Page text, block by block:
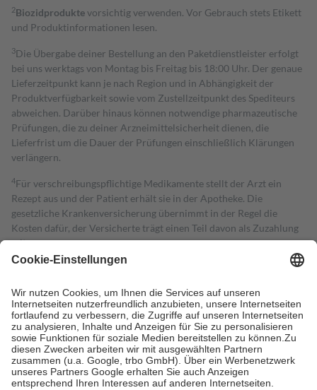
2Biozidproduktevorsichtig verwenden. Vor Gebrauch stets Etikett
und Produktinformationen lesen.
3Die Übergabe deiner Bestellung an den Paketdienstleister erfolgt
bei uns werktags von Montag bis Freitag bis 18:00 Uhr. Der genaue
Lieferzeitpunkt kann je nach Region und in Abhängigkeit der
Produktverfügbarkeit sowie vom Zustellzeitpunkt des Spediteurs
abweichen. Darüber hinaus können notwendige pharmazeutische
Prüfungen, die zu deiner Arzneimittelsicherheit dienen, die
Lieferfrist um die Dauer der Prüfungen einschließlich Klärungen
verlängern.
4Für verschreibungspflichtige Medikamente stellt der Arzt ein
Rezept aus und der Patient erhält sie in der Apotheke. Die
gesetzliche Krankenversicherung übernimmt in der Regel die
Kosten dafür, der Versicherte trägt einen Teil davon als Zuzahlung
mit.
Grundsätzlich leisten Mitglieder Zuzahlungen in Höhe von zehn
höchstens zehn Euro.
Es sind jedoch nie mehr als die tatsächlichen
Kosten der Leistung zu entrichten.
Diese Regeln gelten grundsätzlich auch für Online-Apotheken.
Bei Heilmitteln und häuslicher Krankenpflege beträgt die
Zuzahlung zehn Prozent der Kosten sowie zehn Euro je
Verordnung.
Um das Engagement der Versicherten für ihre eigene Gesundheit zu